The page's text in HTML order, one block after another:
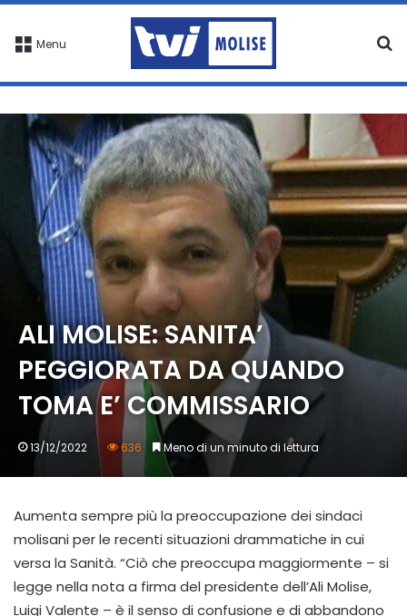
Menu
ALI MOLISE: SANITA’
PEGGIORATA DA QUANDO
TOMA E’ COMMISSARIO
13/12/2022 636 Meno di un minuto di lettura
Aumenta sempre più la preoccupazione dei sindaci
molisani per le recenti situazioni drammatiche in cui
versa la Sanità. “Ciò che preoccupa maggiormente – si
legge nella nota a firma del presidente dell’Ali Molise,
Luigi Valente – è il senso di confusione e di abbandono